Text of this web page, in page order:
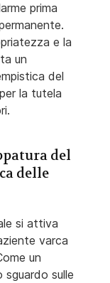
prima
e la
un
del
la tutela
del
delle
si attiva
varca
un
sulle